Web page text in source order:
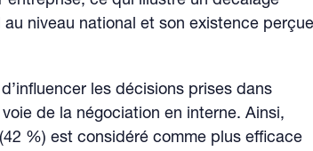
niveau national et son existence perçue
les décisions prises dans
de la négociation en interne. Ainsi,
%) est considéré comme plus efficace